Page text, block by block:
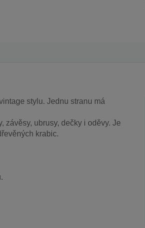
stylu. Jednu stranu má
závěsy, ubrusy, dečky i oděvy. Je
krabic.